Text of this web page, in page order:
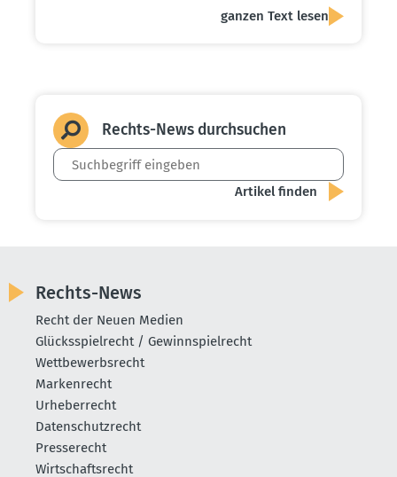
ganzen Text lesen
Rechts-News durch­suchen
Rechts-News
Recht der Neuen Medien
Glücksspielrecht / Gewinnspielrecht
Wettbewerbsrecht
Markenrecht
Urheberrecht
Datenschutzrecht
Presserecht
Wirtschaftsrecht